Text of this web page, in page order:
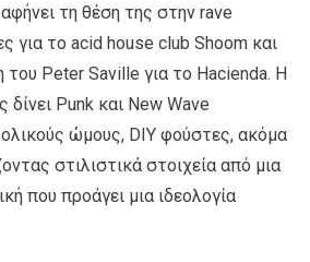
τη θέση της στην rave
για το acid house club Shoom και
του Peter Saville για το Hacienda. Η
δίνει Punk και New Wave
ώμους, DIY φούστες, ακόμα
στιλιστικά στοιχεία από μια
που προάγει μια ιδεολογία